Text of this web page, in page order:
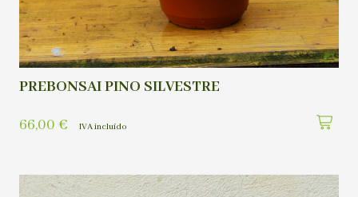
PREBONSAI PINO SILVESTRE
66,00 € IVA incluído